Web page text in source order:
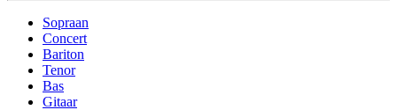
Sopraan
Concert
Bariton
Tenor
Bas
Gitaar